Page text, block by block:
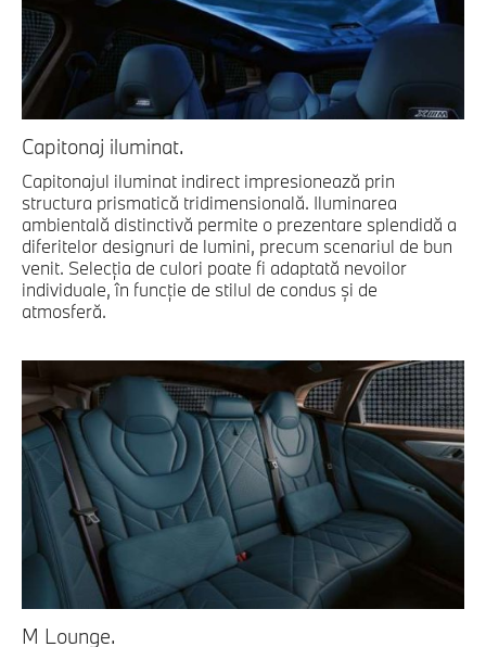
Capitonaj iluminat.
Capitonajul iluminat indirect impresionează prin
structura prismatică tridimensională. Iluminarea
ambientală distinctivă permite o prezentare splendidă a
diferitelor designuri de lumini, precum scenariul de bun
venit. Selecţia de culori poate fi adaptată nevoilor
individuale, în funcţie de stilul de condus şi de
atmosferă.
M Lounge.